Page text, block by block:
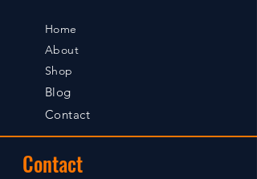
Home
About
Shop
Blog
Contact
Contact